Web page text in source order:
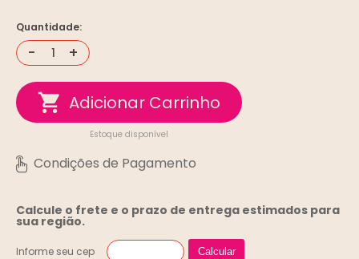
Quantidade:
- +
Estoque disponível
Calcule o frete e o prazo de entrega estimados para
sua região.
Informe seu cep Calcular